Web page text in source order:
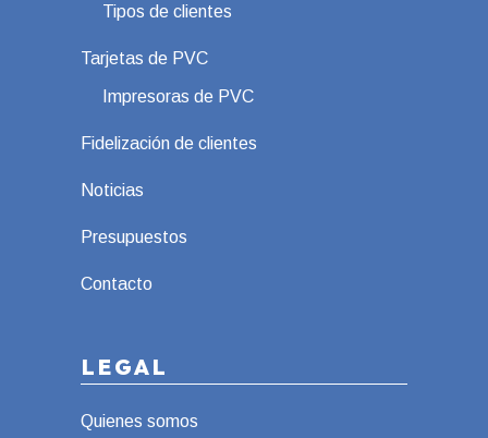
Tipos de clientes
Tarjetas de PVC
Impresoras de PVC
Fidelización de clientes
Noticias
Presupuestos
Contacto
LEGAL
Quienes somos